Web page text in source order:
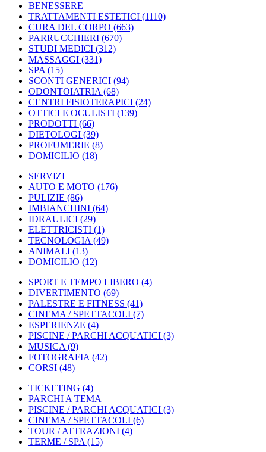
BENESSERE
TRATTAMENTI ESTETICI (1110)
CURA DEL CORPO (663)
PARRUCCHIERI (670)
STUDI MEDICI (312)
MASSAGGI (331)
SPA (15)
SCONTI GENERICI (94)
ODONTOIATRIA (68)
CENTRI FISIOTERAPICI (24)
OTTICI E OCULISTI (139)
PRODOTTI (66)
DIETOLOGI (39)
PROFUMERIE (8)
DOMICILIO (18)
SERVIZI
AUTO E MOTO (176)
PULIZIE (86)
IMBIANCHINI (64)
IDRAULICI (29)
ELETTRICISTI (1)
TECNOLOGIA (49)
ANIMALI (13)
DOMICILIO (12)
SPORT E TEMPO LIBERO (4)
DIVERTIMENTO (69)
PALESTRE E FITNESS (41)
CINEMA / SPETTACOLI (7)
ESPERIENZE (4)
PISCINE / PARCHI ACQUATICI (3)
MUSICA (9)
FOTOGRAFIA (42)
CORSI (48)
TICKETING (4)
PARCHI A TEMA
PISCINE / PARCHI ACQUATICI (3)
CINEMA / SPETTACOLI (6)
TOUR / ATTRAZIONI (4)
TERME / SPA (15)